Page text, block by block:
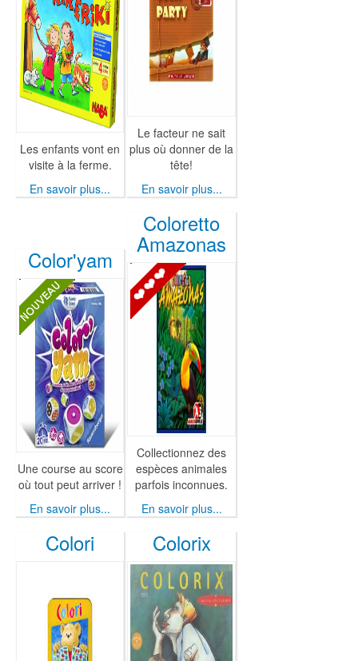
Les enfants vont en
visite à la ferme.
En savoir plus...
Le facteur ne sait
plus où donner de la
tête!
En savoir plus...
Color'yam
Une course au score
où tout peut arriver !
En savoir plus...
Coloretto
Amazonas
Collectionnez des
espèces animales
parfois inconnues.
En savoir plus...
Colori Colorix